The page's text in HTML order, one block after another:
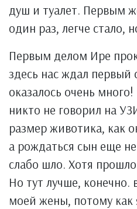
душ и туалет. Первым
один раз, легче стало,
Первым делом Ире
здесь нас ждал первый
оказалось очень
никто не говорил на
размер животика, как
а рождаться сын еще
слабо шло. Хотя прошло
Но тут лучше, конечно.
моей жены, потому как